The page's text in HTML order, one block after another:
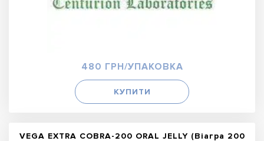
480 ГРН/УПАКОВКА
КУПИТИ
VEGA EXTRA COBRA-200 ORAL JELLY (Віагра 200